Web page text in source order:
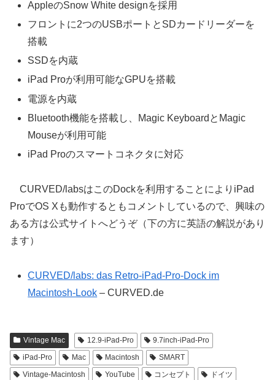
AppleのSnow White designを採用
フロントに2つのUSBポートとSDカードリーダーを
搭載
SSDを内蔵
iPad Proが利用可能なGPUを搭載
電源を内蔵
Bluetooth機能を搭載し、Magic KeyboardとMagic
Mouseが利用可能
iPad Proのスマートコネクタに対応
CURVED/labsはこのDockを利用することによりiPad
ProでOS Xも動作するともコメントしているので、興味の
ある方は公式サイトへどうぞ（下の方に英語の解説があり
ます）
CURVED/labs: das Retro-iPad-Pro-Dock im
Macintosh-Look – CURVED.de
Vintage Mac 12.9-iPad-Pro
9.7inch-iPad-Pro
iPad-Pro
Mac Macintosh
SMART
Vintage-Macintosh
YouTube コンセプト ドイツ